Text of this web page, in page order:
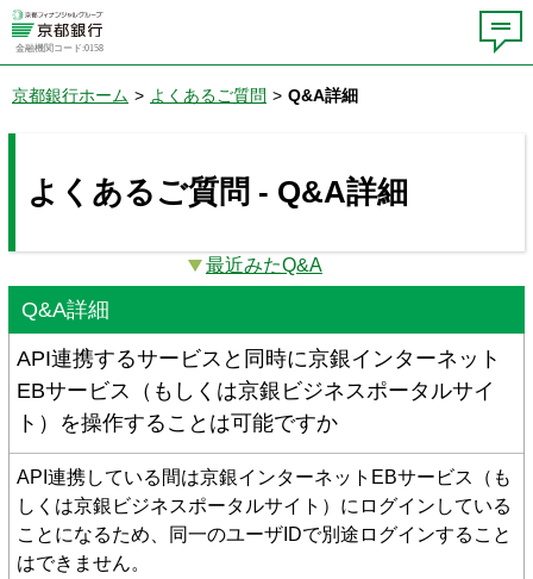
金融機関コード:0158
京都銀行ホーム > よくあるご質問 > Q&A詳細
よくあるご質問 - Q&A詳細
最近みたQ&A
Q&A詳細
API連携するサービスと同時に京銀インターネット
EBサービス（もしくは京銀ビジネスポータルサイ
ト）を操作することは可能ですか
API連携している間は京銀インターネットEBサービス（も
しくは京銀ビジネスポータルサイト）にログインしている
ことになるため、同一のユーザIDで別途ログインすること
はできません。